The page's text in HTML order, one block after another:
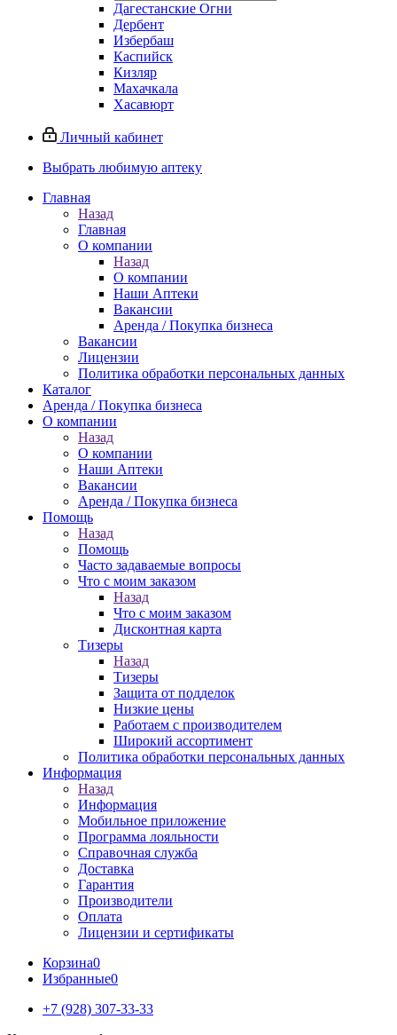
Дагестанские Огни
Дербент
Избербаш
Каспийск
Кизляр
Махачкала
Хасавюрт
Личный кабинет
Выбрать любимую аптеку
Главная
Назад
Главная
О компании
Назад
О компании
Наши Аптеки
Вакансии
Аренда / Покупка бизнеса
Вакансии
Лицензии
Политика обработки персональных данных
Каталог
Аренда / Покупка бизнеса
О компании
Назад
О компании
Наши Аптеки
Вакансии
Аренда / Покупка бизнеса
Помощь
Назад
Помощь
Часто задаваемые вопросы
Что с моим заказом
Назад
Что с моим заказом
Дисконтная карта
Тизеры
Назад
Тизеры
Защита от подделок
Низкие цены
Работаем с производителем
Широкий ассортимент
Политика обработки персональных данных
Информация
Назад
Информация
Мобильное приложение
Программа лояльности
Справочная служба
Доставка
Гарантия
Производители
Оплата
Лицензии и сертификаты
Корзина0
Избранные0
+7 (928) 307-33-33